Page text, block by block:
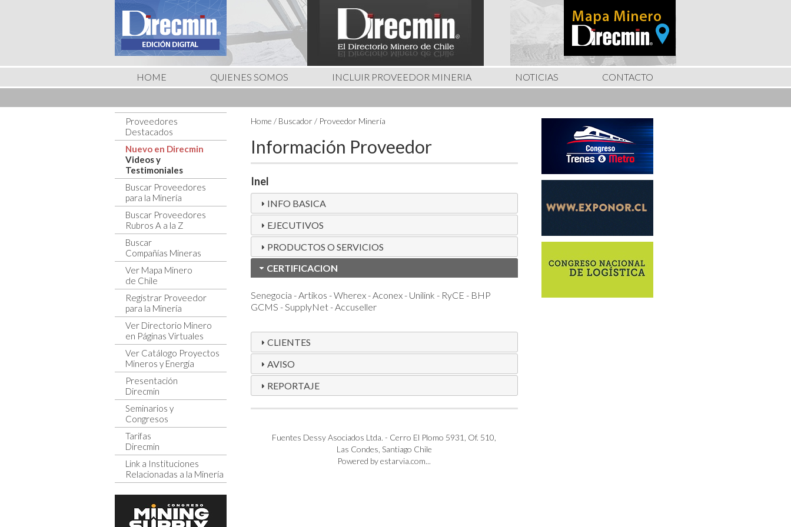
HOME QUIENES SOMOS INCLUIR PROVEEDOR MINERIA NOTICIAS CONTACTO
Proveedores
Destacados
Nuevo en Direcmin
Videos y
Testimoniales
Buscar Proveedores
para la Minería
Buscar Proveedores
Rubros A a la Z
Buscar
Compañías Mineras
Ver Mapa Minero
de Chile
Registrar Proveedor
para la Minería
Ver Directorio Minero
en Páginas Virtuales
Ver Catálogo Proyectos
Mineros y Energía
Presentación
Direcmin
Seminarios y
Congresos
Tarifas
Direcmin
Link a Instituciones
Relacionadas a la Minería
Home / Buscador / Proveedor Minería
Información Proveedor
Inel
INFO BASICA
EJECUTIVOS
PRODUCTOS O SERVICIOS
CERTIFICACION
Senegocia - Artikos - Wherex - Aconex - Unilink - RyCE - BHP
GCMS - SupplyNet - Accuseller
CLIENTES
AVISO
REPORTAJE
Fuentes Dessy Asociados Ltda. - Cerro El Plomo 5931, Of. 510,
Las Condes, Santiago Chile
Powered by estarvia.com...